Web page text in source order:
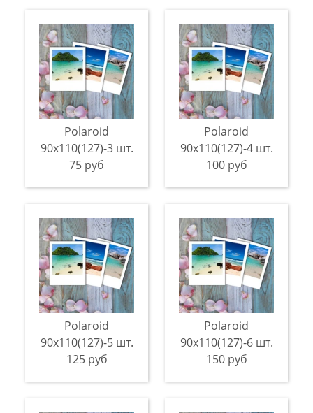
Polaroid
90х110(127)-3 шт.
75 руб
Polaroid
90х110(127)-4 шт.
100 руб
Polaroid
90х110(127)-5 шт.
125 руб
Polaroid
90х110(127)-6 шт.
150 руб